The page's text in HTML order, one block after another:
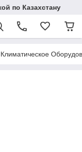
по Казахстану